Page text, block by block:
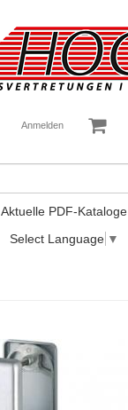
Anmelden
Aktuelle PDF-Kataloge
Select Language ▼